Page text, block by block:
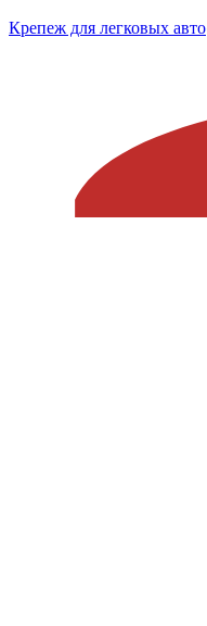
Крепеж для легковых авто